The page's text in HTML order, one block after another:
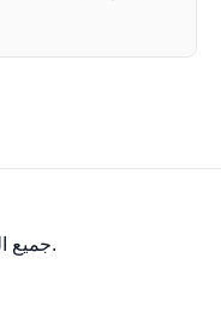
© 2026 Kalstein. جميع الحقوق محفوظة.